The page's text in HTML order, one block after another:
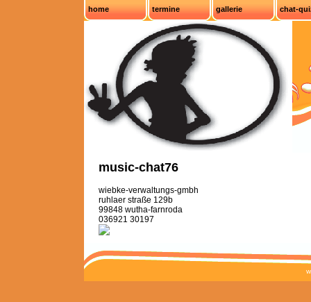
home termine gallerie chat-
music-chat76
wiebke-verwaltungs-gmbh
ruhlaer straße 129b
99848 wutha-farnroda
036921 30197